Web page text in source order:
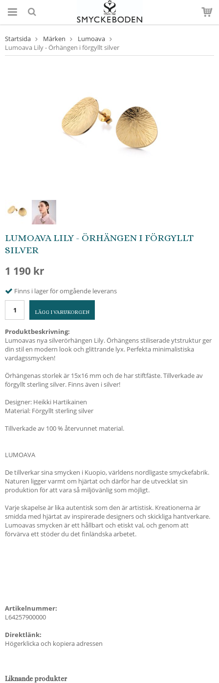
Startsida Märken
Lumoava
Lumoava Lily - Örhängen i förgyllt silver
LUMOAVA LILY - ÖRHÄNGEN I FÖRGYLLT
SILVER
1 190 kr
Finns i lager för omgående leverans
LÄGG I VARUKORGEN
Produktbeskrivning:
Lumoavas nya silverörhängen Lily. Örhängens stiliserade ytstruktur ger
din stil en modern look och glittrande lyx. Perfekta minimalistiska
vardagssmycken!
Örhängenas storlek är 15x16 mm och de har stiftfäste. Tillverkade av
förgyllt sterling silver. Finns även i silver!
Designer: Heikki Hartikainen
Material: Förgyllt sterling silver
Tillverkade av 100 % återvunnet material.
LUMOAVA
De tillverkar sina smycken i Kuopio, världens nordligaste smyckefabrik.
Naturen ligger varmt om hjärtat och därför har de utvecklat sin
produktion för att vara så miljövänlig som möjligt.
Varje skapelse är lika autentisk som den är artistisk. Kreationerna är
smidda med hjärtat av inspirerade designers och skickliga hantverkare.
Lumoavas smycken är ett hållbart och etiskt val, och genom att
förvärva ett stöder du det finländska arbetet.
Artikelnummer:
L64257900000
Direktlänk:
Högerklicka och kopiera adressen
Liknande produkter